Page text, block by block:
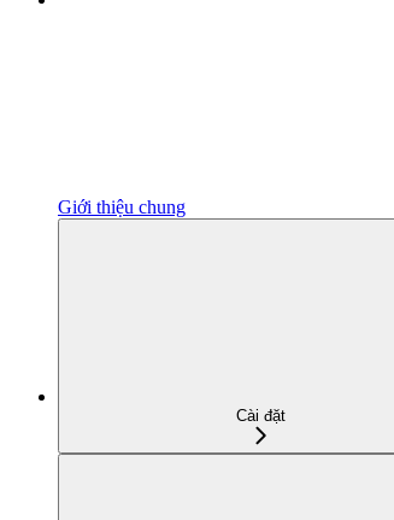
Giới thiệu chung
Cài đặt